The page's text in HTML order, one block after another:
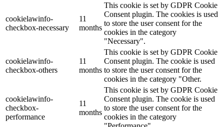
cookielawinfo-
checkbox-necessary
11
months
This cookie is set by GDPR Cookie
Consent plugin. The cookies is used
to store the user consent for the
cookies in the category
"Necessary".
cookielawinfo-
checkbox-others
11
months
This cookie is set by GDPR Cookie
Consent plugin. The cookie is used
to store the user consent for the
cookies in the category "Other.
cookielawinfo-
checkbox-
performance
11
months
This cookie is set by GDPR Cookie
Consent plugin. The cookie is used
to store the user consent for the
cookies in the category